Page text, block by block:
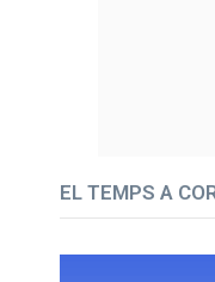
EL TEMPS A